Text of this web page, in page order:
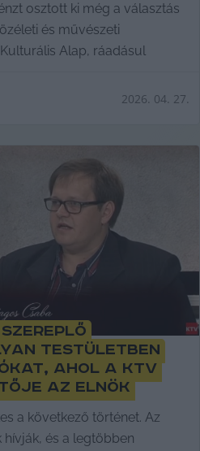
osztott ki még a választás
és művészeti
Alap, ráadásul
2026. 04. 27.
szereplő
testületben
ahol a KTV
az elnök
a következő történet. Az
és a legtöbben